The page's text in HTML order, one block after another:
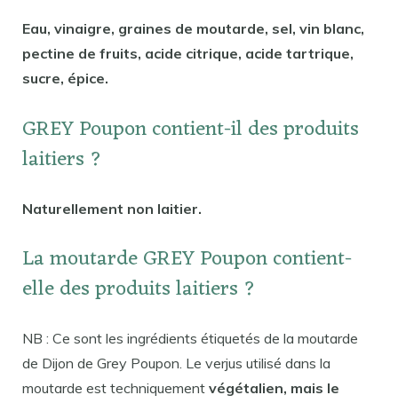
Eau, vinaigre, graines de moutarde, sel, vin blanc,
pectine de fruits, acide citrique, acide tartrique,
sucre, épice.
GREY Poupon contient-il des produits
laitiers ?
Naturellement non laitier.
La moutarde GREY Poupon contient-
elle des produits laitiers ?
NB : Ce sont les ingrédients étiquetés de la moutarde
de Dijon de Grey Poupon. Le verjus utilisé dans la
moutarde est techniquement végétalien, mais le